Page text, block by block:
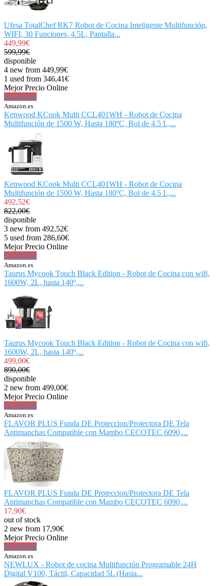
Ufesa TotalChef RK7 Robot de Cocina Inteligente Multifunción,
WIFI, 30 Funciones, 4.5L, Pantalla...
449,99€
599,99€
disponible
4 new from 449,99€
1 used from 346,41€
Mejor Precio Online
Ver Oferta
Amazon.es
Kenwood KCook Multi CCL401WH - Robot de Cocina
Multifunción de 1500 W, Hasta 180ºC, Bol de 4.5 L,...
Kenwood KCook Multi CCL401WH - Robot de Cocina
Multifunción de 1500 W, Hasta 180ºC, Bol de 4.5 L,...
492,52€
822,00€
disponible
3 new from 492,52€
5 used from 286,60€
Mejor Precio Online
Ver Oferta
Amazon.es
Taurus Mycook Touch Black Edition - Robot de Cocina con wifi,
1600W, 2L, hasta 140º,...
Taurus Mycook Touch Black Edition - Robot de Cocina con wifi,
1600W, 2L, hasta 140º,...
499,00€
890,00€
disponible
2 new from 499,00€
Mejor Precio Online
Ver Oferta
Amazon.es
FLAVOR PLUS Funda DE Proteccion/Protectora DE Tela
Antimanchas Compatible con Mambo CECOTEC 6090,...
FLAVOR PLUS Funda DE Proteccion/Protectora DE Tela
Antimanchas Compatible con Mambo CECOTEC 6090,...
17,90€
out of stock
2 new from 17,90€
Mejor Precio Online
Ver Oferta
Amazon.es
NEWLUX - Robot de cocina Multifunción Programable 24H
Digital V100, Táctil, Capacidad 5L (Hasta...